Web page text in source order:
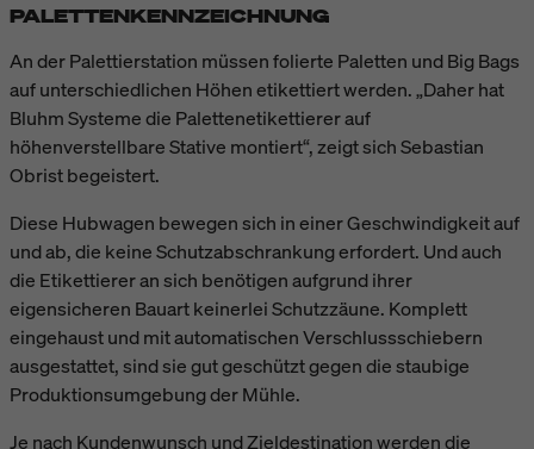
PALETTENKENNZEICHNUNG
An der Palettierstation müssen folierte Paletten und Big Bags
auf unterschiedlichen Höhen etikettiert werden. „Daher hat
Bluhm Systeme die Palettenetikettierer auf
höhenverstellbare Stative montiert“, zeigt sich Sebastian
Obrist begeistert.
Diese Hubwagen bewegen sich in einer Geschwindigkeit auf
und ab, die keine Schutzabschrankung erfordert. Und auch
die Etikettierer an sich benötigen aufgrund ihrer
eigensicheren Bauart keinerlei Schutzzäune. Komplett
eingehaust und mit automatischen Verschlussschiebern
ausgestattet, sind sie gut geschützt gegen die staubige
Produktionsumgebung der Mühle.
Je nach Kundenwunsch und Zieldestination werden die